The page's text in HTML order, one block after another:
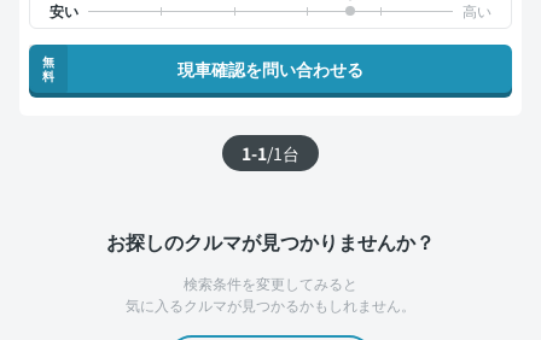
無
料
現車確認を問い合わせる
1-1/1台
お探しのクルマが見つかりませんか？
検索条件を変更してみると
気に入るクルマが見つかるかもしれません。